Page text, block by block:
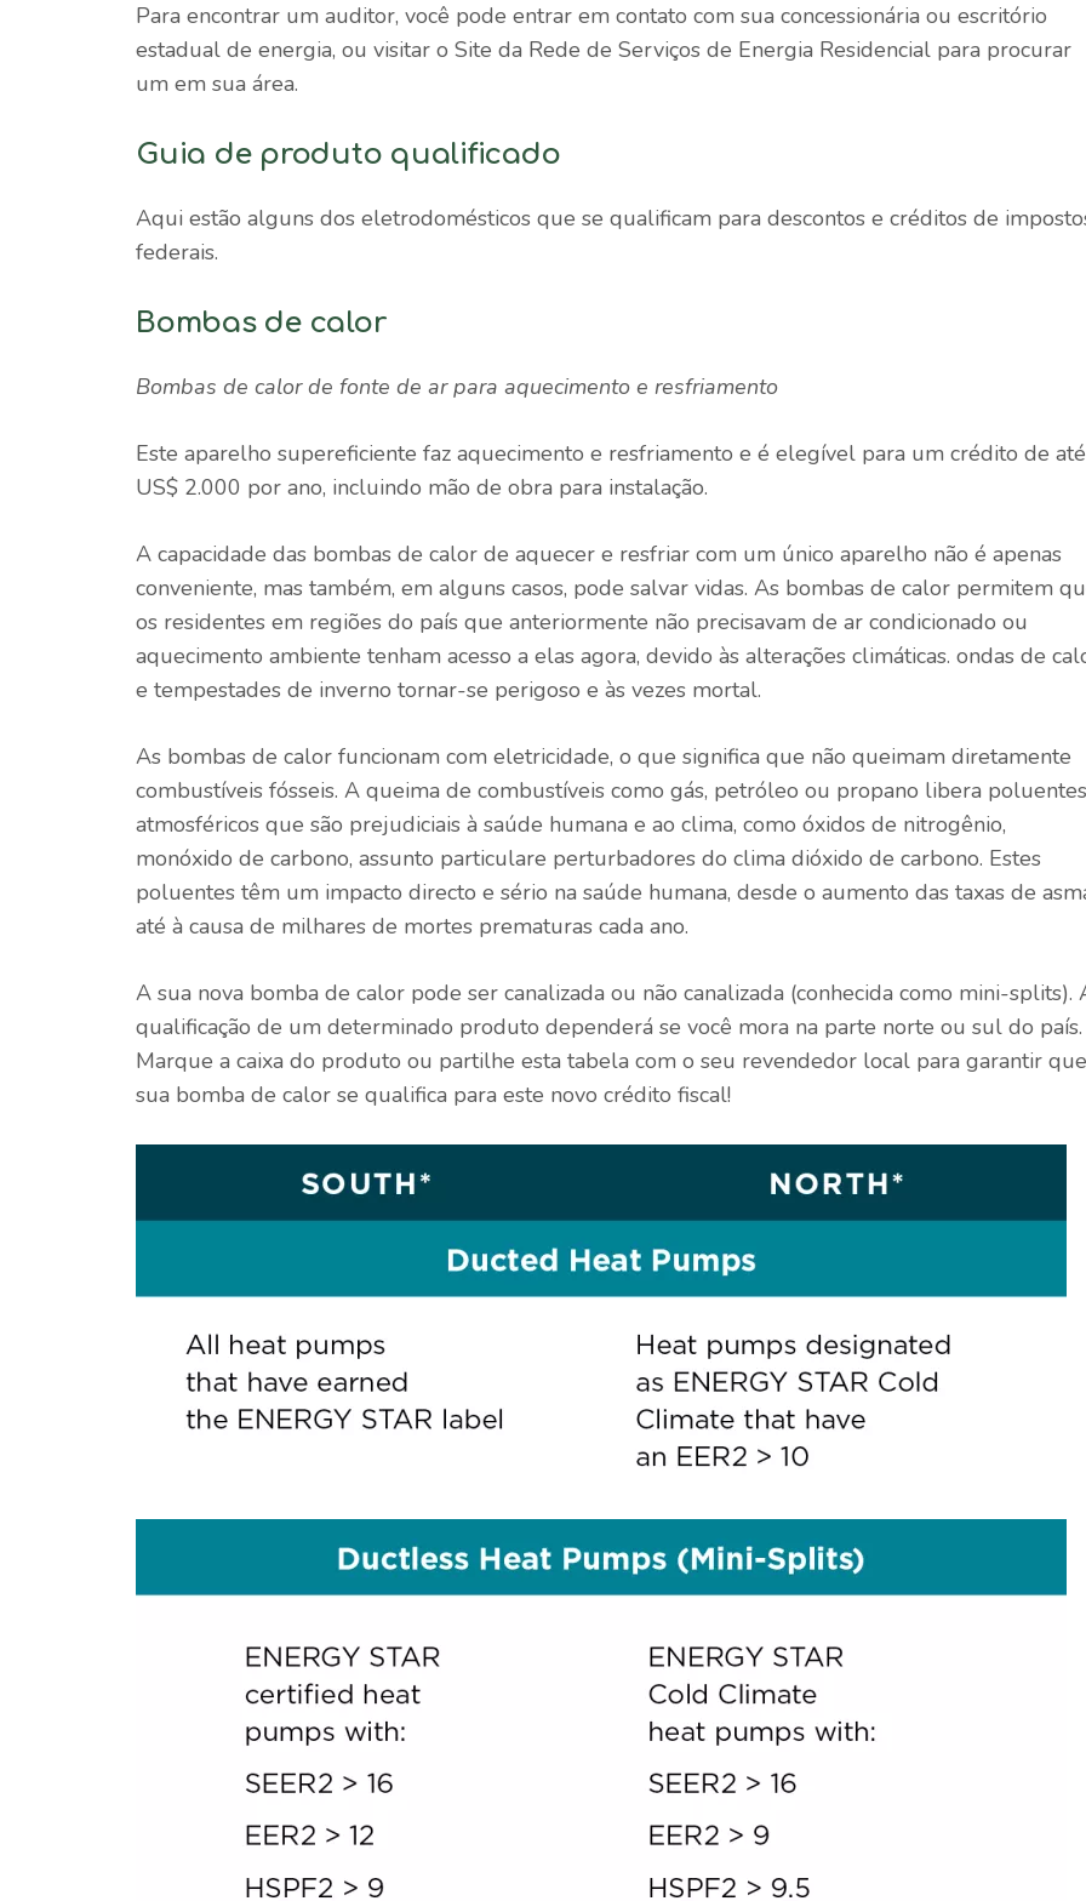
Para encontrar um auditor, você pode entrar em contato com sua concessionária ou escritório
estadual de energia, ou visitar o Site da Rede de Serviços de Energia Residencial para procurar
um em sua área.
Guia de produto qualificado
Aqui estão alguns dos eletrodomésticos que se qualificam para descontos e créditos de
federais.
Bombas de calor
Bombas de calor de fonte de ar para aquecimento e resfriamento
Este aparelho supereficiente faz aquecimento e resfriamento e é elegível para um crédito de até
US$ 2.000 por ano, incluindo mão de obra para instalação.
A capacidade das bombas de calor de aquecer e resfriar com um único aparelho não é apenas
conveniente, mas também, em alguns casos, pode salvar vidas. As bombas de calor permitem
os residentes em regiões do país que anteriormente não precisavam de ar condicionado ou
aquecimento ambiente tenham acesso a elas agora, devido às alterações climáticas. ondas de
e tempestades de inverno tornar-se perigoso e às vezes mortal.
As bombas de calor funcionam com eletricidade, o que significa que não queimam diretamente
combustíveis fósseis. A queima de combustíveis como gás, petróleo ou propano libera poluentes
atmosféricos que são prejudiciais à saúde humana e ao clima, como óxidos de nitrogênio,
monóxido de carbono, assunto particulare perturbadores do clima dióxido de carbono. Estes
poluentes têm um impacto directo e sério na saúde humana, desde o aumento das taxas de
até à causa de milhares de mortes prematuras cada ano.
A sua nova bomba de calor pode ser canalizada ou não canalizada (conhecida como mini-splits).
qualificação de um determinado produto dependerá se você mora na parte norte ou sul do país.
Marque a caixa do produto ou partilhe esta tabela com o seu revendedor local para garantir
sua bomba de calor se qualifica para este novo crédito fiscal!